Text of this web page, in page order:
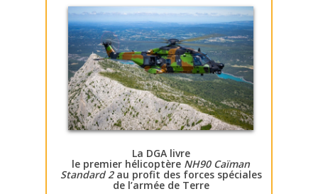
La DGA livre
le premier hélicoptère NH90 Caïman
Standard 2au profit des forces spéciales
de l’armée de Terre